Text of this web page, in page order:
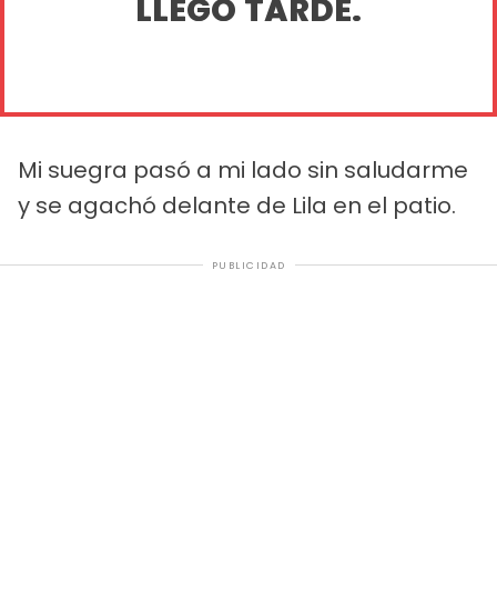
LLEGÓ TARDE.
Mi suegra pasó a mi lado sin saludarme
y se agachó delante de Lila en el patio.
PUBLICIDAD